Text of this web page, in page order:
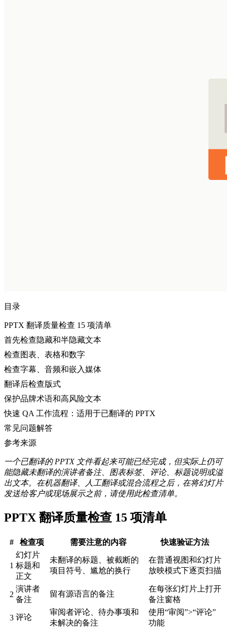
目录
PPTX 翻译质量检查 15 项清单
首先检查隐藏和半隐藏文本
检查图表、表格和数字
检查字幕、音频和嵌入媒体
翻译后检查版式
保护品牌术语和高风险文本
快速 QA 工作流程：适用于已翻译的 PPTX
常见问题解答
参考来源
一个已翻译的 PPTX 文件看起来可能已经完成，但实际上仍可
能隐藏未翻译的演讲者备注、图表标签、评论、标题说明或溢
出文本。在机器翻译、人工翻译或混合流程之后，在将幻灯片
发送给客户或现场展示之前，请使用此检查清单。
PPTX 翻译质量检查 15 项清单
# 检查项 需要注意的内容 快速验证方法
1
幻灯片
标题和
正文
未翻译的标题、被截断的
项目符号、尴尬的换行
在普通视图和幻灯片
放映模式下逐页扫描
2
演讲者
备注
留有源语言的备注
在每张幻灯片上打开
备注窗格
3 评论
审阅者评论、待办事项和
未解决的备注
使用“审阅”>“评论”
功能